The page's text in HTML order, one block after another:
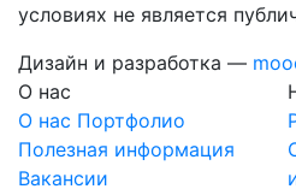
условиях не является
Дизайн и разработка —
О нас
О нас Портфолио
Полезная информация
Вакансии